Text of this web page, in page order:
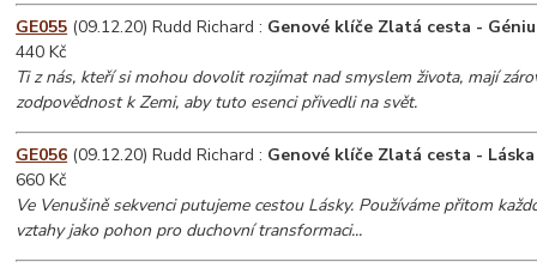
GE055 (09.12.20) Rudd Richard : Genové klíče Zlatá cesta -
440 Kč
Ti z nás, kteří si mohou dovolit rozjímat nad smyslem života, mají
zodpovědnost k Zemi, aby tuto esenci přivedli na svět.
GE056 (09.12.20) Rudd Richard : Genové klíče Zlatá cesta -
660 Kč
Ve Venušině sekvenci putujeme cestou Lásky. Používáme přitom
vztahy jako pohon pro duchovní transformaci...